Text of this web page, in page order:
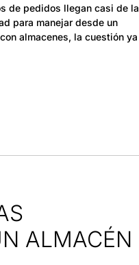
de pedidos llegan casi de la
para manejar desde un
almacenes, la cuestión ya
ALMACÉN